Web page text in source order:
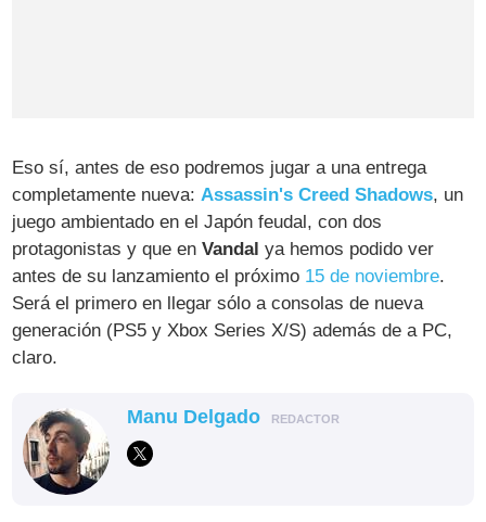
Eso sí, antes de eso podremos jugar a una entrega
completamente nueva:Assassin's Creed Shadows, un
juego ambientado en el Japón feudal, con dos
protagonistas y que enVandal ya hemos podido ver
antes de su lanzamiento el próximo 15 de noviembre.
Será el primero en llegar sólo a consolas de nueva
generación (PS5 y Xbox Series X/S) además de a PC,
claro.
Manu Delgado REDACTOR